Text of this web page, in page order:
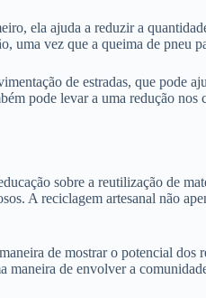
ela ajuda a reduzir a
vez que a queima de pneu
de estradas, que pode
pode levar a uma redução
sobre a reutilização de
A reciclagem artesanal não
de mostrar o potencial
de envolver a